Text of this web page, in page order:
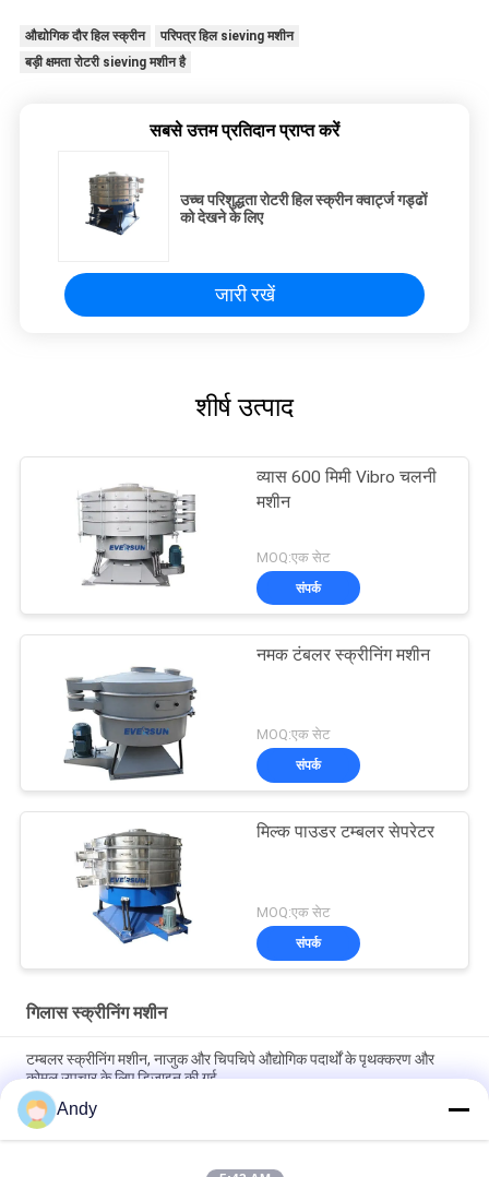
औद्योगिक दौर हिल स्क्रीन
परिपत्र हिल sieving मशीन
बड़ी क्षमता रोटरी sieving मशीन है
सबसे उत्तम प्रतिदान प्राप्त करें
उच्च परिशुद्धता रोटरी हिल स्क्रीन क्वार्ट्ज गड्ढों
को देखने के लिए
जारी रखें
शीर्ष उत्पाद
व्यास 600 मिमी Vibro चलनी
मशीन
MOQ:एक सेट
संपर्क
नमक टंबलर स्क्रीनिंग मशीन
MOQ:एक सेट
संपर्क
मिल्क पाउडर टम्बलर सेपरेटर
MOQ:एक सेट
संपर्क
गिलास स्क्रीनिंग मशीन
टम्बलर स्क्रीनिंग मशीन, नाजुक और चिपचिपे औद्योगिक पदार्थों के पृथक्करण और
कोमल उपचार के लिए डिज़ाइन की गई
टम्बलर स्क्रीनिंग मशीन उद्योग में नाजुक बारीक और चिपचिपा सामग्री के आसान
रखरखाव और कोमल स्क्रीनिंग के लिए डिज़ाइन की गई है
Andy